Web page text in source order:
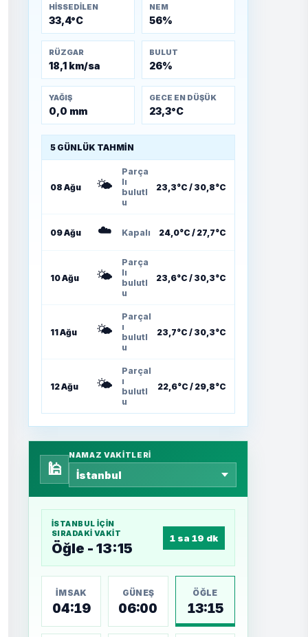
HISSEDILEN
33,4°C
NEM
56%
RÜZGAR
18,1 km/sa
BULUT
26%
YAĞIŞ
0,0 mm
GECE EN DÜŞÜK
23,3°C
5 GÜNLÜK TAHMIN
08 Ağu 🌤️
Parça
lı
bulutl
u
23,3°C / 30,8°C
09 Ağu ☁️ Kapalı 24,0°C / 27,7°C
10 Ağu 🌤️
Parça
lı
bulutl
u
23,6°C / 30,3°C
11 Ağu 🌤️
Parçal
ı
bulutl
u
23,7°C / 30,3°C
12 Ağu 🌤️
Parçal
ı
bulutl
u
22,6°C / 29,8°C
🕌
NAMAZ VAKITLERI
İSTANBUL IÇIN
SIRADAKI VAKIT
Öğle - 13:15
1 sa 19 dk
İMSAK
04:19
GÜNEŞ
06:00
ÖĞLE
13:15